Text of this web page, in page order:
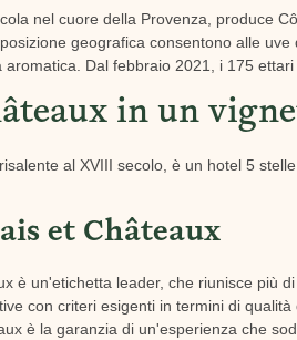
nel cuore della Provenza, produce
geografica consentono alle
Dal febbraio 2021, i 175
in un
al XVIII secolo, è un hotel 5
et Châteaux
è un'etichetta leader, che riunisce più
con criteri esigenti in termini di
è la garanzia di un'esperienza che